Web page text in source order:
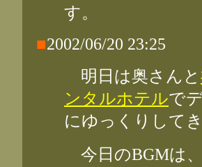
す。
■2002/06/20 23:25
明日は奥さんと
ンタルホテルで
にゆっくりして
今日のBGMは